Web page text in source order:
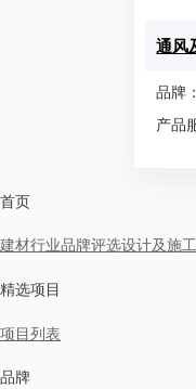
通风
品牌
产品
首页
建材行业品牌评选设计及施
精选项目
项目列表
品牌